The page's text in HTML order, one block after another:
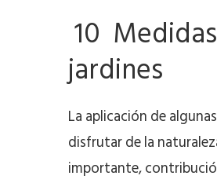
10
jardines
La aplicación de
disfrutar de la
importante,